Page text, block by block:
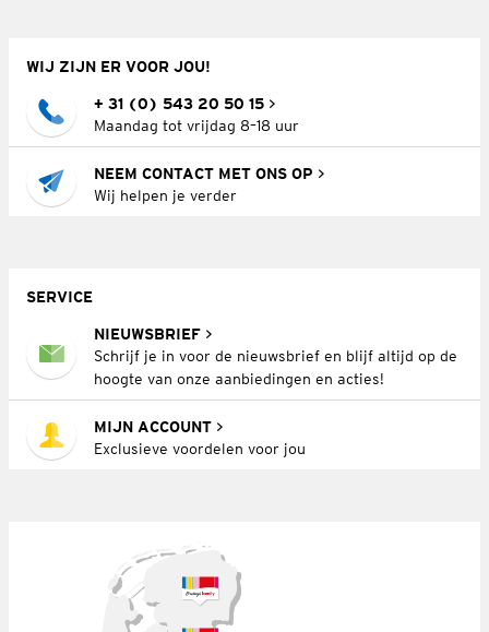
WIJ ZIJN ER VOOR JOU!
+ 31 (0) 543 20 50 15
Maandag tot vrijdag 8–18 uur
NEEM CONTACT MET ONS OP
Wij helpen je verder
SERVICE
NIEUWSBRIEF
Schrijf je in voor de nieuwsbrief en blijf altijd op de
hoogte van onze aanbiedingen en acties!
MIJN ACCOUNT
Exclusieve voordelen voor jou